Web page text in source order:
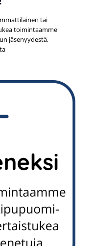
tai
toimintaamme
jäsenyydestä,